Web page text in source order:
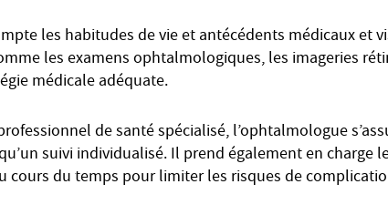
les habitudes de vie et antécédents médicaux et
les examens ophtalmologiques, les imageries
médicale adéquate.
de santé spécialisé, l’ophtalmologue
suivi individualisé. Il prend également en charge
cours du temps pour limiter les risques de